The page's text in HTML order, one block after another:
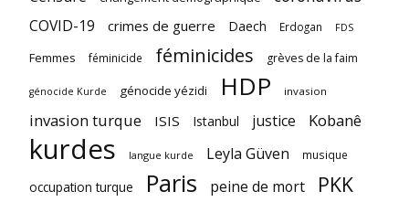
COVID-19 crimes de guerre Daech Erdogan FDS
Femmes féminicide féminicides grèves de la faim
génocide Kurde génocide yézidi HDP invasion
invasion turque ISIS Istanbul justice Kobanê
kurdes langue kurde Leyla Güven musique
occupation turque Paris peine de mort PKK